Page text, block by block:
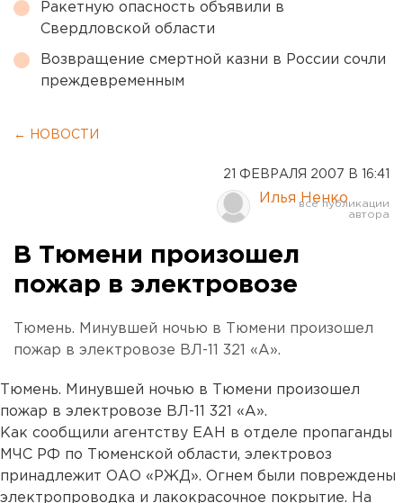
Ракетную опасность объявили в
Свердловской области
Возвращение смертной казни в России сочли
преждевременным
← НОВОСТИ
21 ФЕВРАЛЯ 2007 В 16:41
Илья Ненко
В Тюмени произошел
пожар в электровозе
Тюмень. Минувшей ночью в Тюмени произошел
пожар в электровозе ВЛ-11 321 «А».
Тюмень. Минувшей ночью в Тюмени произошел
пожар в электровозе ВЛ-11 321 «А».
Как сообщили агентству ЕАН в отделе пропаганды
МЧС РФ по Тюменской области, электровоз
принадлежит ОАО «РЖД». Огнем были повреждены
электропроводка и лакокрасочное покрытие. На